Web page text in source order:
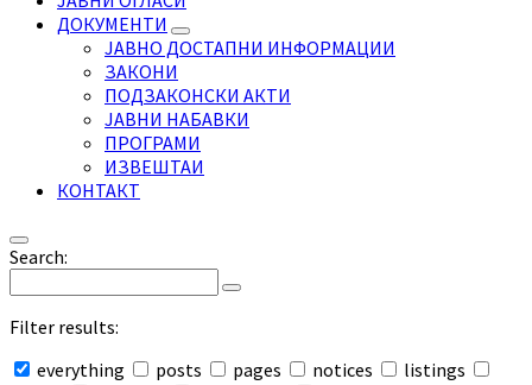
ДОКУМЕНТИ
ЈАВНО ДОСТАПНИ ИНФОРМАЦИИ
ЗАКОНИ
ПОДЗАКОНСКИ АКТИ
ЈАВНИ НАБАВКИ
ПРОГРАМИ
ИЗВЕШТАИ
КОНТАКТ
Search:
Filter results:
everything
posts pages notices
listings